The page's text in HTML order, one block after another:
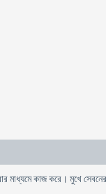
মাধ্যমে কাজ করে। মুখে